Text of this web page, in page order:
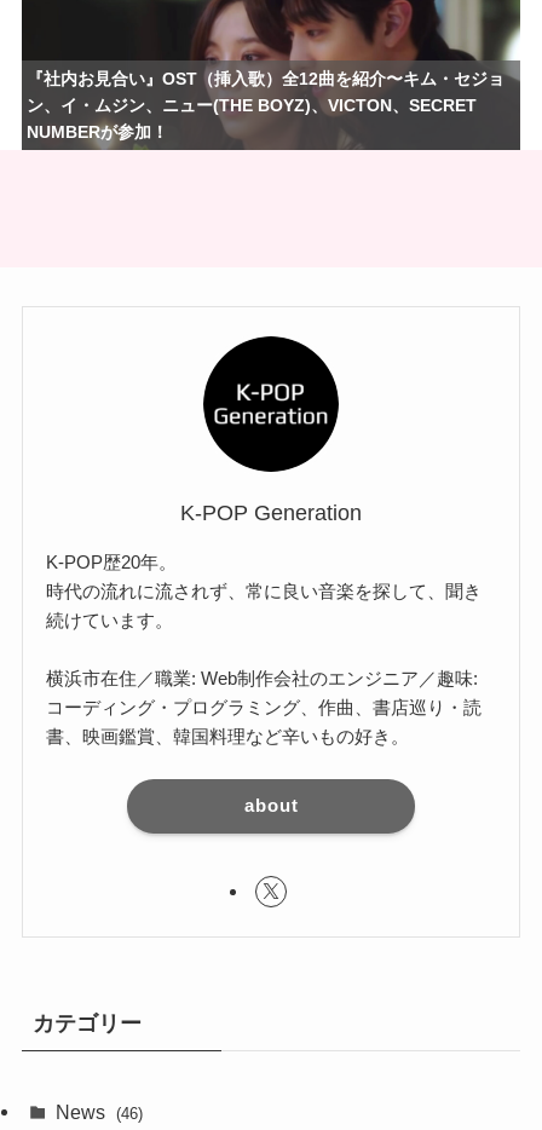
『社内お見合い』OST（挿入歌）全12曲を紹介〜キム・セジョ
ン、イ・ムジン、ニュー(THE BOYZ)、VICTON、SECRET
NUMBERが参加！
K-POP Generation
K-POP歴20年。
時代の流れに流されず、常に良い音楽を探して、聞き
続けています。
横浜市在住／職業: Web制作会社のエンジニア／趣味:
コーディング・プログラミング、作曲、書店巡り・読
書、映画鑑賞、韓国料理など辛いもの好き。
about
カテゴリー
News (46)